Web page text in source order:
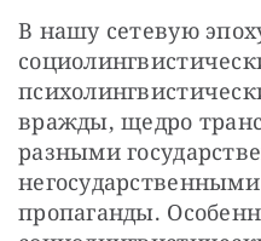
В нашу сетевую
вражды, щедро
разными
пропаганды.